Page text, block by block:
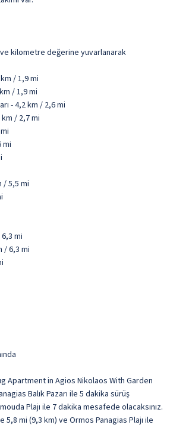
ve kilometre değerine yuvarlanarak
/ 1,9 mi
/ 1,9 mi
- 4,2 km / 2,6 mi
km / 2,7 mi
mi
/ 5,5 mi
mi
/ 6,3 mi
Apartment in Agios Nikolaos With Garden
Balık Pazarı ile 5 dakika sürüş
Plajı ile 7 dakika mesafede olacaksınız.
5,8 mi (9,3 km) ve Ormos Panagias Plajı ile